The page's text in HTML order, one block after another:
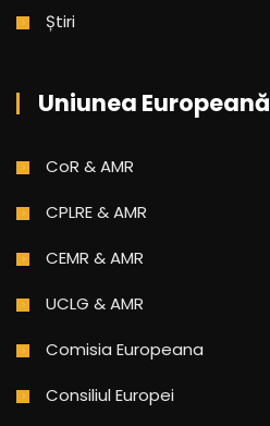
Știri
Uniunea Europeană
CoR & AMR
CPLRE & AMR
CEMR & AMR
UCLG & AMR
Comisia Europeana
Consiliul Europei